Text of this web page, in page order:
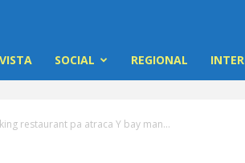
SOCIAL REGIONAL
restaurant pa atraca Y bay man...